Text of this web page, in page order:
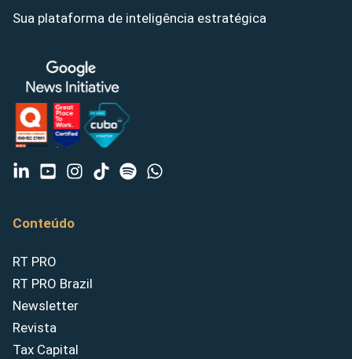
Sua plataforma de inteligência estratégica
Conteúdo
RT PRO
RT PRO Brazil
Newsletter
Revista
Tax Capital